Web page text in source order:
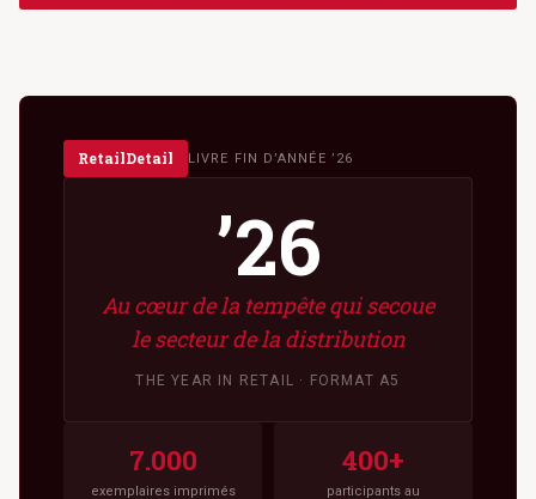
RetailDetail LIVRE FIN D’ANNÉE ’26
’26
Au cœur de la tempête qui secoue
le secteur de la distribution
THE YEAR IN RETAIL · FORMAT A5
7.000
exemplaires imprimés
400+
participants au